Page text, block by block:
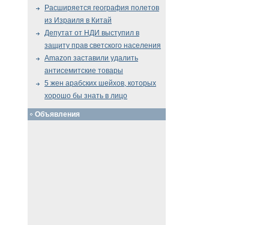
Расширяется география полетов
из Израиля в Китай
Депутат от НДИ выступил в
защиту прав светского населения
Amazon заставили удалить
антисемитские товары
5 жен арабских шейхов, которых
хорошо бы знать в лицо
Объявления